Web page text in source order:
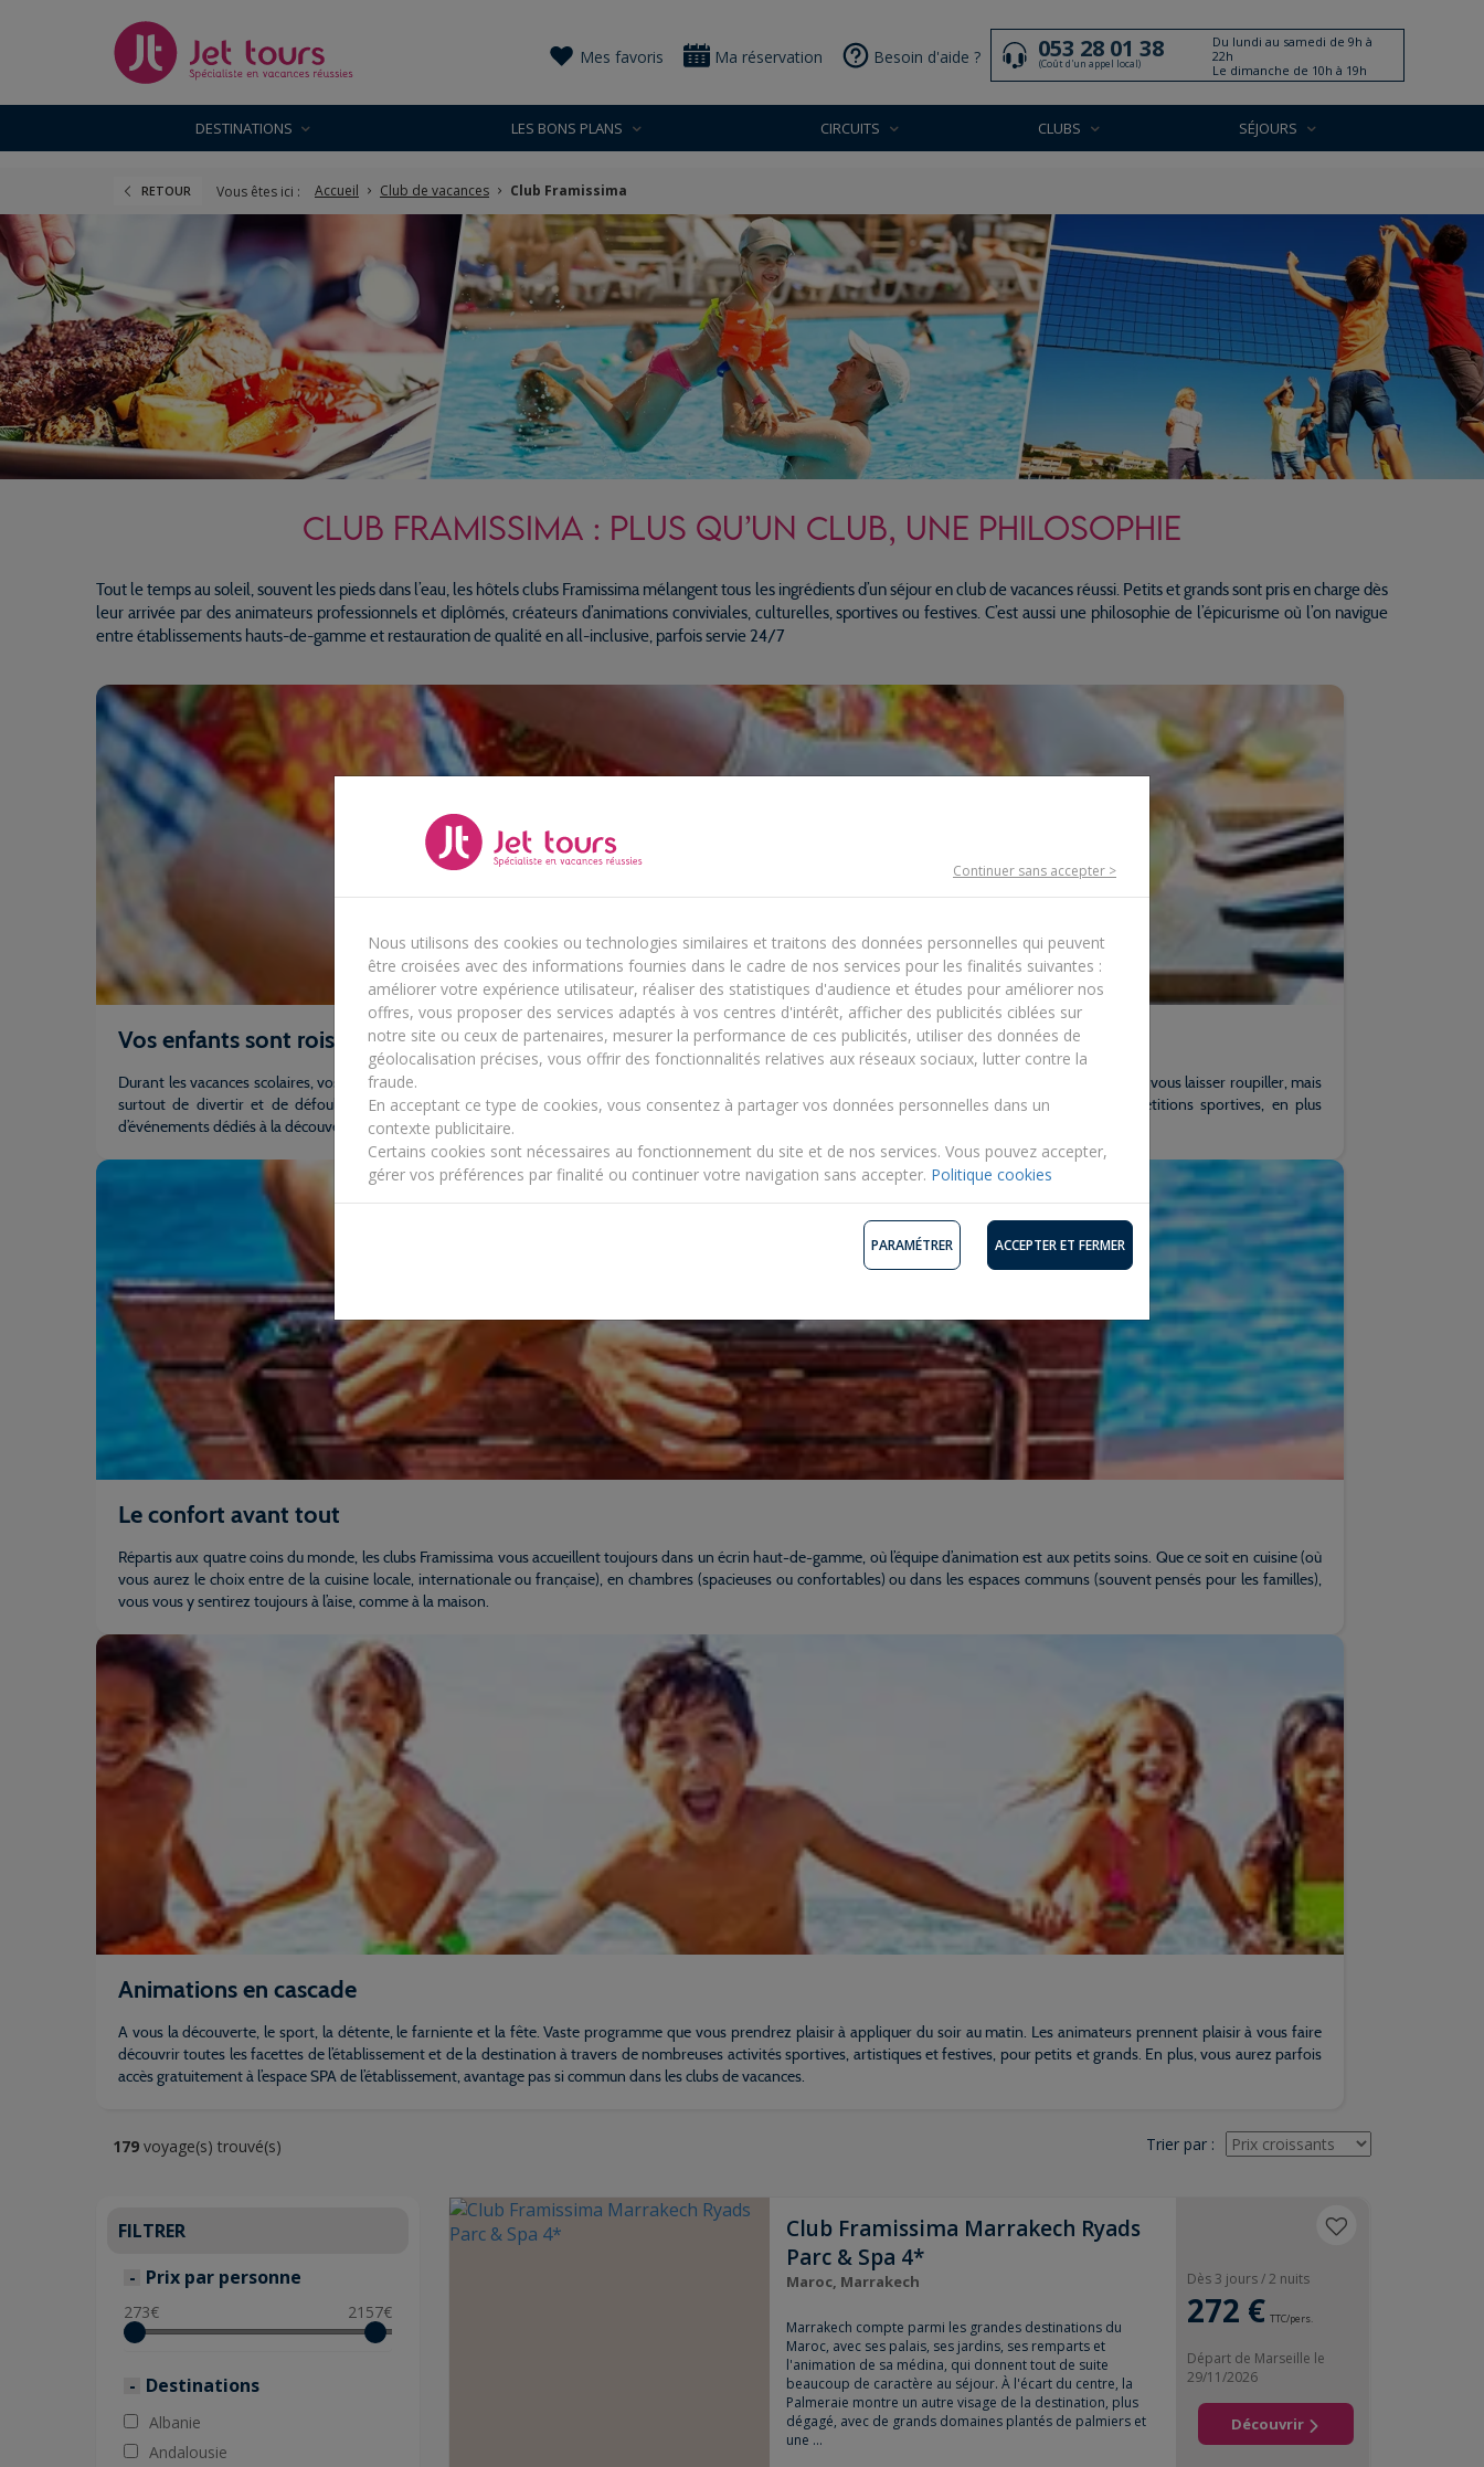
Mes favoris Ma réservation Besoin d'aide ? 053 28 01 38
(Coût d'un appel local)
Du lundi au samedi de 9h à
22h
Le dimanche de 10h à 19h
DESTINATIONS LES BONS PLANS CIRCUITS CLUBS SÉJOURS
RETOUR Vous êtes ici : Accueil Club de vacances Club Framissima
CLUB FRAMISSIMA : PLUS QU’UN CLUB, UNE PHILOSOPHIE
Tout le temps au soleil, souvent les pieds dans l’eau, les hôtels clubs Framissima mélangent tous les ingrédients d’un séjour en club de vacances réussi. Petits et grands sont pris en charge dès
leur arrivée par des animateurs professionnels et diplômés, créateurs d’animations conviviales, culturelles, sportives ou festives. C’est aussi une philosophie de l’épicurisme où l’on navigue
entre établissements hauts-de-gamme et restauration de qualité en all-inclusive, parfois servie 24/7
Vos enfants sont rois
Durant les vacances scolaires, vos enfants de 2 ans à 17 ans sont pris en charge du matin au soir, et même pendant les repas deux fois par semaine. De quoi vous laisser roupiller, mais
surtout de divertir et de défouler votre progéniture. Les animateurs y développent l’esprit d’équipe grâce à de nombreux ateliers ludiques et compétitions sportives, en plus
d’événements dédiés à la découverte de la culture locale. Également au programme, cours de cuisine, mini-discos ou tournage de vidéos.
Le confort avant tout
Répartis aux quatre coins du monde, les clubs Framissima vous accueillent toujours dans un écrin haut-de-gamme, où l’équipe d’animation est aux petits soins. Que ce soit en cuisine (où
vous aurez le choix entre de la cuisine locale, internationale ou française), en chambres (spacieuses ou confortables) ou dans les espaces communs (souvent pensés pour les familles),
vous vous y sentirez toujours à l’aise, comme à la maison.
Animations en cascade
A vous la découverte, le sport, la détente, le farniente et la fête. Vaste programme que vous prendrez plaisir à appliquer du soir au matin. Les animateurs prennent plaisir à vous faire
découvrir toutes les facettes de l’établissement et de la destination à travers de nombreuses activités sportives, artistiques et festives, pour petits et grands. En plus, vous aurez parfois
accès gratuitement à l’espace SPA de l’établissement, avantage pas si commun dans les clubs de vacances.
179 voyage(s) trouvé(s) Trier par :
FILTRER
Prix par personne
273€ 2157€
Destinations
Albanie
Andalousie
Club Framissima Marrakech Ryads
Parc & Spa 4*
Maroc, Marrakech
Marrakech compte parmi les grandes destinations du
Maroc, avec ses palais, ses jardins, ses remparts et
l'animation de sa médina, qui donnent tout de suite
beaucoup de caractère au séjour. À l'écart du centre, la
Palmeraie montre un autre visage de la destination, plus
dégagé, avec de grands domaines plantés de palmiers et
une ...
Dès 3 jours / 2 nuits
272 € TTC/pers.
Départ de Marseille le
29/11/2026
Découvrir
Continuer sans accepter >
Nous utilisons des cookies ou technologies similaires et traitons des données personnelles qui peuvent
être croisées avec des informations fournies dans le cadre de nos services pour les finalités suivantes :
améliorer votre expérience utilisateur, réaliser des statistiques d'audience et études pour améliorer nos
offres, vous proposer des services adaptés à vos centres d'intérêt, afficher des publicités ciblées sur
notre site ou ceux de partenaires, mesurer la performance de ces publicités, utiliser des données de
géolocalisation précises, vous offrir des fonctionnalités relatives aux réseaux sociaux, lutter contre la
fraude.
En acceptant ce type de cookies, vous consentez à partager vos données personnelles dans un
contexte publicitaire.
Certains cookies sont nécessaires au fonctionnement du site et de nos services. Vous pouvez accepter,
gérer vos préférences par finalité ou continuer votre navigation sans accepter. Politique cookies
PARAMÉTRER ACCEPTER ET FERMER